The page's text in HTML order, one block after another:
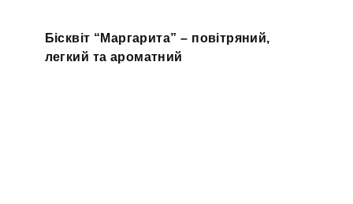
Бісквіт “Маргарита” – повітряний,
легкий та ароматний